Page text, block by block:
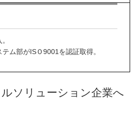
ム部がISＯ9001を認証取得。
ソリューション企業へ